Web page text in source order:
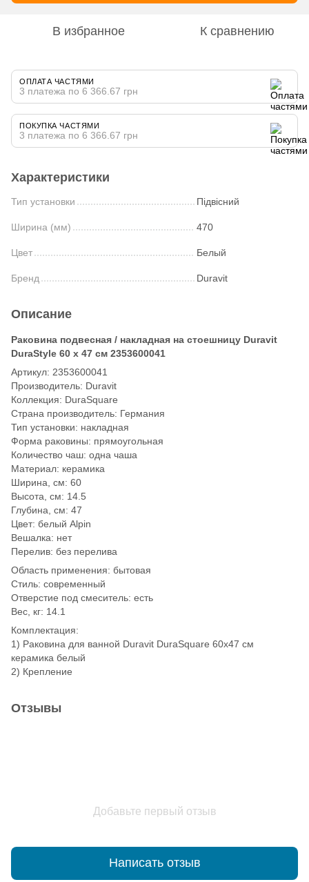
В избранное К сравнению
ОПЛАТА ЧАСТЯМИ
3 платежа по 6 366.67 грн
ПОКУПКА ЧАСТЯМИ
3 платежа по 6 366.67 грн
Характеристики
Тип установки Підвісний
Ширина (мм) 470
Цвет Белый
Бренд Duravit
Описание
Раковина подвесная / накладная на стоешницу Duravit
DuraStyle 60 х 47 см 2353600041
Артикул: 2353600041
Производитель: Duravit
Коллекция: DuraSquare
Страна производитель: Германия
Тип установки: накладная
Форма раковины: прямоугольная
Количество чаш: одна чаша
Материал: керамика
Ширина, см: 60
Высота, см: 14.5
Глубина, см: 47
Цвет: белый Alpin
Вешалка: нет
Перелив: без перелива
Область применения: бытовая
Стиль: современный
Отверстие под смеситель: есть
Вес, кг: 14.1
Комплектация:
1) Раковина для ванной Duravit DuraSquare 60х47 см
керамика белый
2) Крепление
Отзывы
Добавьте первый отзыв
Написать отзыв